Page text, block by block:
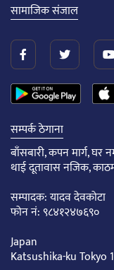
सामाजिक संजाल
सम्पर्क ठेगाना
बाँसबारी, कपन मार्ग, घर
थाई दूतावास नजिक,
सम्पादक: यादव देवकोटा
फोन नं: ९८४१२४७६९०
Japan
Katsushika-ku Tokyo